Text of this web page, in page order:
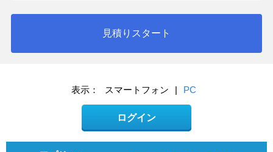
見積りスタート
表示： スマートフォン | PC
ログイン